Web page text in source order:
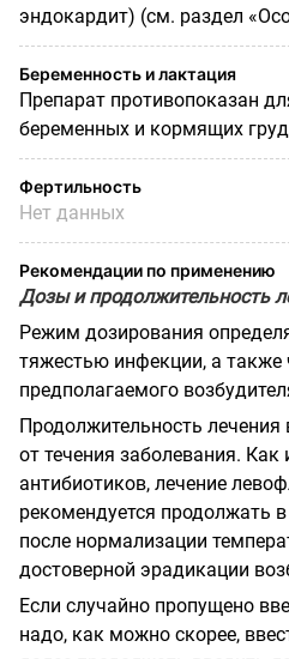
эндокардит) (см. раздел
Беременность и лактация
Препарат противопоказан
беременных и кормящих
Фертильность
Нет данных
Рекомендации по применению
Дозы и продолжительность
Режим дозирования
тяжестью инфекции, а также
предполагаемого
Продолжительность лечения
от течения заболевания.
антибиотиков, лечение
рекомендуется продолжать в
после нормализации
достоверной эрадикации
Если случайно пропущено
надо, как можно скорее,